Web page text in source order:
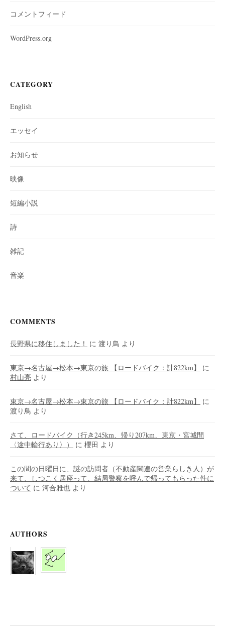
コメントフィード
WordPress.org
CATEGORY
English
エッセイ
お知らせ
映像
短編小説
詩
雑記
音楽
COMMENTS
長野県に移住しました！ に 渡り鳥 より
東京→名古屋→松本→東京の旅 【ロードバイク：計822km】
に
村山亮 より
東京→名古屋→松本→東京の旅 【ロードバイク：計822km】
に
渡り鳥 より
さて、ロードバイク（行き245km、帰り207km、東京・宮城間
〈途中輪行あり〉）
に 櫻田 より
この間の日曜日に、謎の訪問者（不動産関連の営業らしき人）が
来て、しつこく居座って、結局警察を呼んで帰ってもらった件に
ついて に 河合雅也 より
AUTHORS